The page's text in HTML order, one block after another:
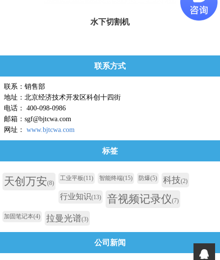
水下切割机
作业情况。...
联系方式
联系：销售部
地址：北京经济技术开发区科创十四街
电话： 400-098-0986
邮箱：sgf@bjtcwa.com
网址： www.bjtcwa.com
标签
天创万安(8)
工业平板(11) 智能终端(15) 防爆(5) 科技(2)
行业知识(13) 音视频记录仪(7)
加固笔记本(4) 拉曼光谱(3)
公司新闻